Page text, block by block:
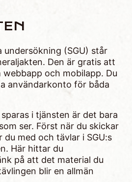
undersökning (SGU) står
Den är gratis att
webbapp och mobilapp. Du
användarkonto för båda
i tjänsten är det bara
ser. Först när du skickar
du med och tävlar i SGU:s
Här hittar du
på att det material du
blir en allmän